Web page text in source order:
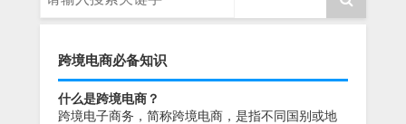
跨境电商必备知识
什么是跨境电商？
跨境电子商务，简称跨境电商，是指不同国别或地